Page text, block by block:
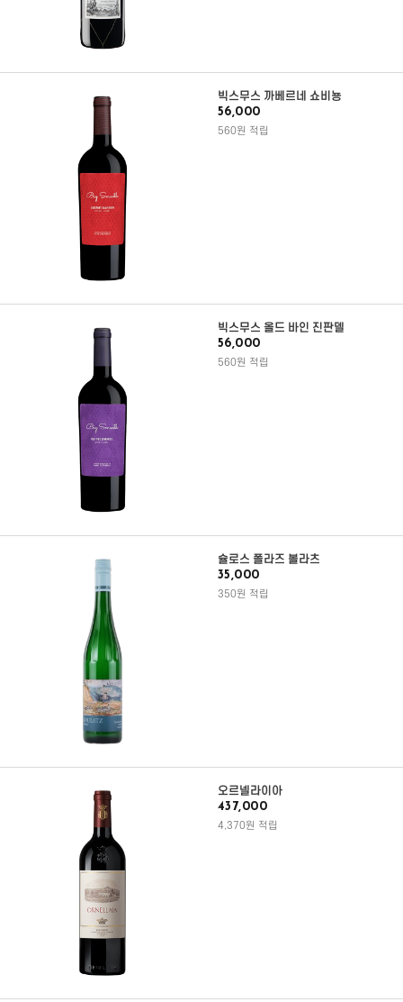
빅스무스 까베르네 쇼비뇽
56,000
560원 적립
빅스무스 올드 바인 진판델
56,000
560원 적립
슐로스 폴라즈 볼라츠
35,000
350원 적립
오르넬라이아
437,000
4,370원 적립